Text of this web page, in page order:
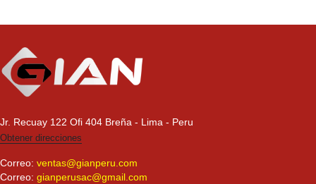
Jr. Recuay 122 Ofi 404 Breña - Lima - Peru
Obtener direcciones
Correo: ventas@gianperu.com
Correo: gianperusac@gmail.com